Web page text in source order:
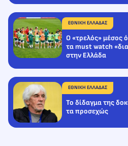
ΕΘΝΙΚΗ ΕΛΛΑΔΑΣ
Ο «τρελός» μέσος
τα must watch
στην Ελλάδα
ΕΘΝΙΚΗ ΕΛΛΑΔΑΣ
Το δίδαγμα της
τα προσεχώς